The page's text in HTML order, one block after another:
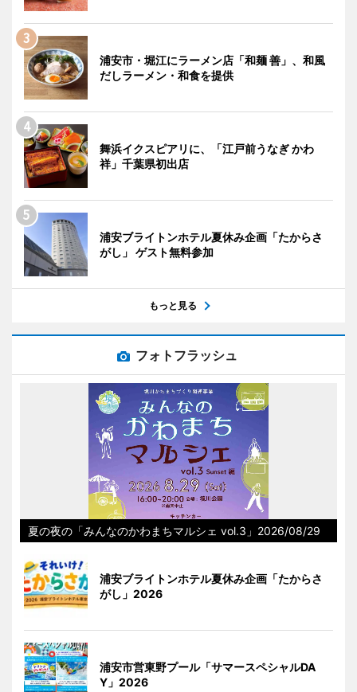
浦安市・堀江にラーメン店「和麺 善」、和風
だしラーメン・和食を提供
舞浜イクスピアリに、「江戸前うなぎ かわ
祥」千葉県初出店
浦安ブライトンホテル夏休み企画「たからさ
がし」 ゲスト無料参加
もっと見る
フォトフラッシュ
夏の夜の「みんなのかわまちマルシェ vol.3」2026/08/29
浦安ブライトンホテル夏休み企画「たからさ
がし」2026
浦安市営東野プール「サマースペシャルDA
Y」2026